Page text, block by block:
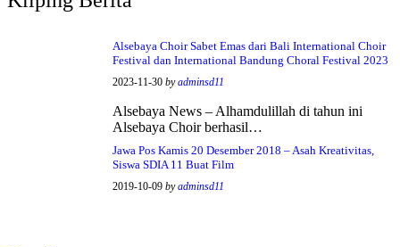
Alsebaya Choir Sabet Emas dari Bali International Choir
Festival dan International Bandung Choral Festival 2023
2023-11-30 byadminsd11
Alsebaya News – Alhamdulillah di tahun ini
Alsebaya Choir berhasil…
Jawa Pos Kamis 20 Desember 2018 – Asah Kreativitas,
Siswa SDIA 11 Buat Film
2019-10-09 byadminsd11